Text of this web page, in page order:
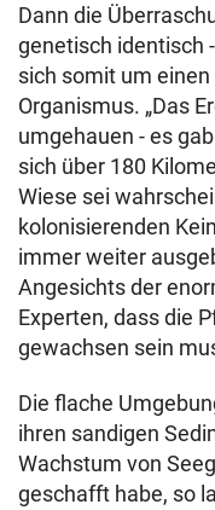
Dann die
genetisch identisch
sich somit um
Organismus. „Das
umgehauen - es
sich über 180
Wiese sei
kolonisierenden
immer weiter
Angesichts der
Experten, dass die
gewachsen sein
Die flache
ihren sandigen
Wachstum von
geschafft habe, so